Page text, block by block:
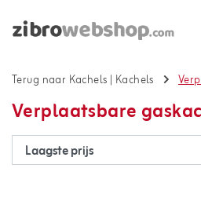
Terug naar Kachels | Kachels
Verplaatsbare